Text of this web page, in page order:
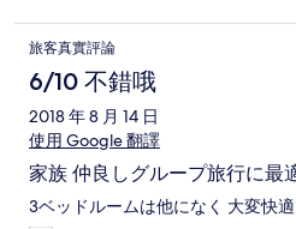
羊任人宰割
旅客真實評論
6/10 不錯哦
2018 年 8 月 14 日
使用 Google 翻譯
家族 仲良しグループ旅行に最
3ベッドルームは他になく 大変快